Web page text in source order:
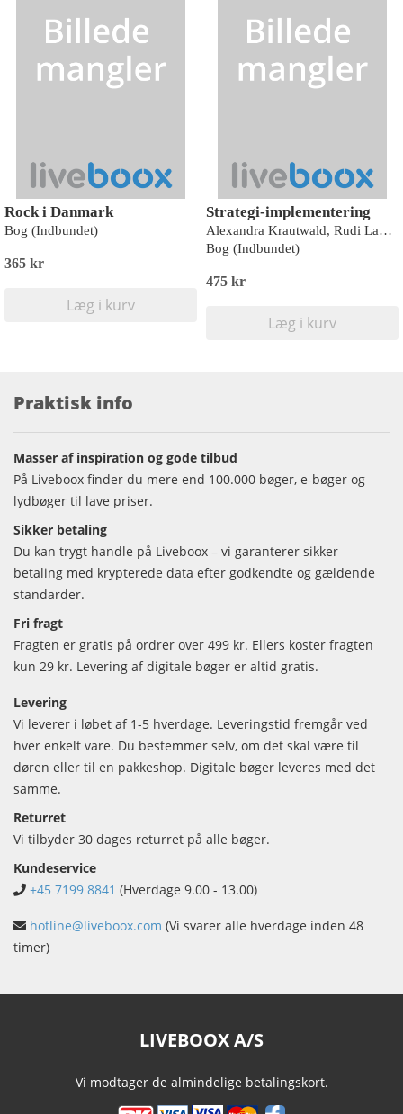
Rock i Danmark
Bog (Indbundet)
365 kr
Læg i kurv
Strategi-implementering
Alexandra Krautwald, Rudi Landsdorf
Bog (Indbundet)
475 kr
Læg i kurv
Praktisk info
Masser af inspiration og gode tilbud
På Liveboox finder du mere end 100.000 bøger, e-bøger og
lydbøger til lave priser.
Sikker betaling
Du kan trygt handle på Liveboox – vi garanterer sikker
betaling med krypterede data efter godkendte og gældende
standarder.
Fri fragt
Fragten er gratis på ordrer over 499 kr. Ellers koster fragten
kun 29 kr. Levering af digitale bøger er altid gratis.
Levering
Vi leverer i løbet af 1-5 hverdage. Leveringstid fremgår ved
hver enkelt vare. Du bestemmer selv, om det skal være til
døren eller til en pakkeshop. Digitale bøger leveres med det
samme.
Returret
Vi tilbyder 30 dages returret på alle bøger.
Kundeservice
+45 7199 8841 (Hverdage 9.00 - 13.00)
hotline@liveboox.com (Vi svarer alle hverdage inden 48
timer)
LIVEBOOX A/S
Vi modtager de almindelige betalingskort.